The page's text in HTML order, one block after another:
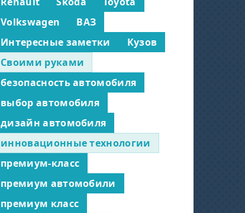
Volkswagen
ВАЗ
Интересные заметки
Кузов
Своими руками
безопасность автомобиля
выбор автомобиля
дизайн автомобиля
инновационные технологии
премиум-класс
премиум автомобили
премиум класс